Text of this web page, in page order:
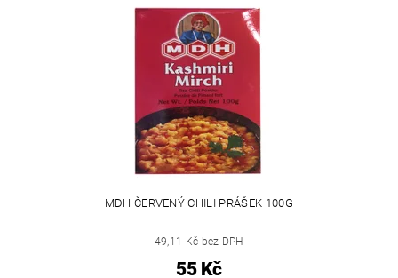
MDH ČERVENÝ CHILI PRÁŠEK 100G
49,11 Kč bez DPH
55 Kč